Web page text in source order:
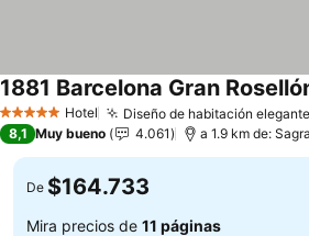
5 Estrellas Hotel Diseño de habitación
1881 Barcelona Gran
8,1 Muy bueno 4.061 a 1.9 km de:
De $164.733
Mira precios de 11 páginas